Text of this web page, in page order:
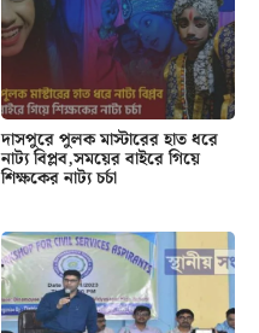
দাসপুরে পুলক মাস্টারের হাত ধরে
নাট্য বিপ্লব,সময়ের বাইরে গিয়ে
শিক্ষকের নাট্য চর্চা